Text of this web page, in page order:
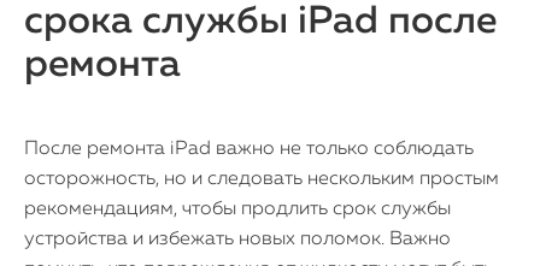
срока службы iPad после
ремонта
После ремонта iPad важно не только соблюдать
осторожность, но и следовать нескольким простым
рекомендациям, чтобы продлить срок службы
устройства и избежать новых поломок. Важно